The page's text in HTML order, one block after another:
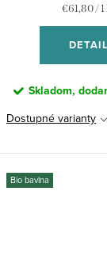
€61,80 / 1
DETAIL
Skladom,
Dostupné varianty
Bio bavlna